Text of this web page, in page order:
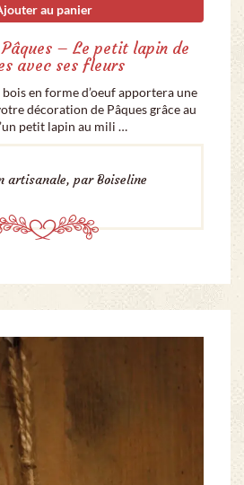
au panier
Pâques – Le petit lapin de
avec ses fleurs
en forme d’oeuf apportera une
décoration de Pâques grâce au
petit lapin au mili …
artisanale, par Boiseline